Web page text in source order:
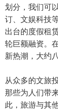
划分，我们可
订、文娱科技
出台的度假租
轮巨额融资。
新热潮，大约
从众多的文旅
那些为人们带
此，旅游与其